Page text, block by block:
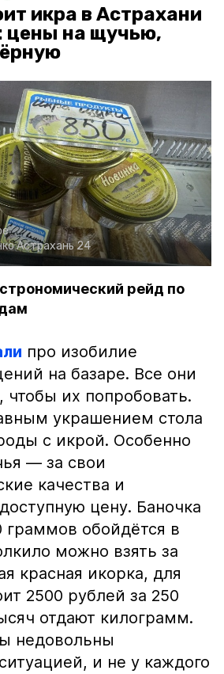
икра в Астрахани
цены на щучью,
Астрахань 24
рейд по
про изобилие
на базаре. Все они
чтобы их попробовать.
украшением стола
с икрой. Особенно
— за свои
качества и
цену. Баночка
граммов обойдётся в
можно взять за
красная икорка, для
2500 рублей за 250
отдают килограмм.
недовольны
и не у каждого